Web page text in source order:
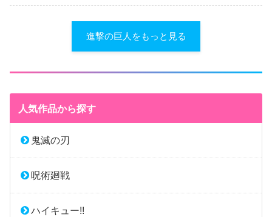
進撃の巨人をもっと見る
人気作品から探す
鬼滅の刃
呪術廻戦
ハイキュー!!